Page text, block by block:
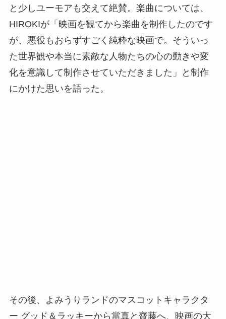
と少しユーモアも交えて絶賛。楽曲については、
HIROKIが「映画を観てから楽曲を制作したのです
が、悪役もおらずすごく純粋な映画で。そういっ
た世界観や本当に素敵な人物たちの心の動きや変
化を意識して制作させていただきました」と制作
にかけた思いを語った。
その後、よみうりランドのマスコットキャラクタ
ー グッド＆ラッキーから當真と齋藤へ、映画の大